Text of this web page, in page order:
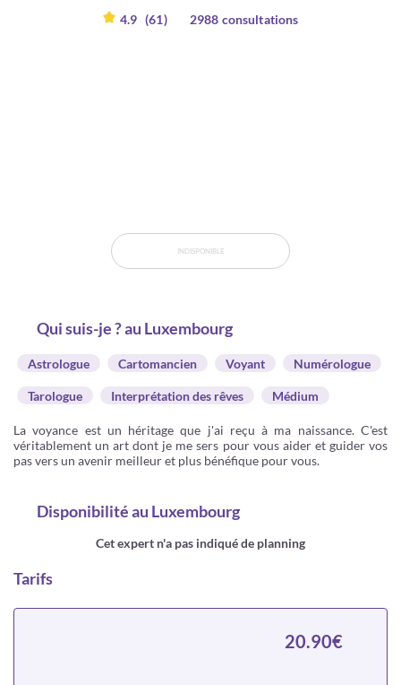
4.9 (61) 2988 consultations
INDISPONIBLE
Qui suis-je ? au Luxembourg
Astrologue Cartomancien Voyant Numérologue
Tarologue Interprétation des rêves Médium
La voyance est un héritage que j'ai reçu à ma naissance. C'est
véritablement un art dont je me sers pour vous aider et guider vos
pas vers un avenir meilleur et plus bénéfique pour vous.
Disponibilitéau Luxembourg
Cet expert n'a pas indiqué de planning
Tarifs
20.90€